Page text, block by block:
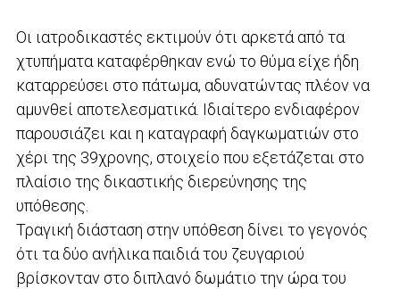
Οι ιατροδικαστές εκτιμούν ότι αρκετά από τα
χτυπήματα καταφέρθηκαν ενώ το θύμα είχε ήδη
καταρρεύσει στο πάτωμα, αδυνατώντας πλέον να
αμυνθεί αποτελεσματικά. Ιδιαίτερο ενδιαφέρον
παρουσιάζει και η καταγραφή δαγκωματιών στο
χέρι της 39χρονης, στοιχείο που εξετάζεται στο
πλαίσιο της δικαστικής διερεύνησης της
υπόθεσης.
Τραγική διάσταση στην υπόθεση δίνει το γεγονός
ότι τα δύο ανήλικα παιδιά του ζευγαριού
βρίσκονταν στο διπλανό δωμάτιο την ώρα του